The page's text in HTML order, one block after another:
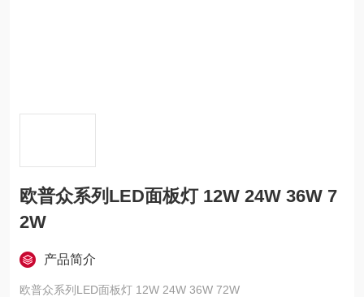
欧普众系列LED面板灯 12W 24W 36W 7
2W
产品简介
欧普众系列LED面板灯 12W 24W 36W 72W